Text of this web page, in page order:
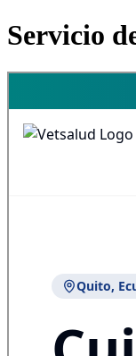
Servicio